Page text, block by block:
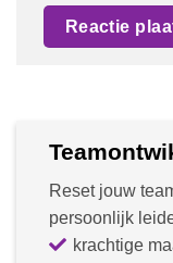
Reset jouw
persoonlijk
krachtige